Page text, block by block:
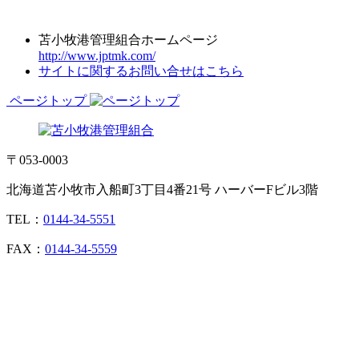
苫小牧港管理組合ホームページ
http://www.jptmk.com/
サイトに関するお問い合せはこちら
ページトップ
〒053-0003
北海道苫小牧市入船町3丁目4番21号 ハーバーFビル3階
TEL： 0144-34-5551
FAX： 0144-34-5559